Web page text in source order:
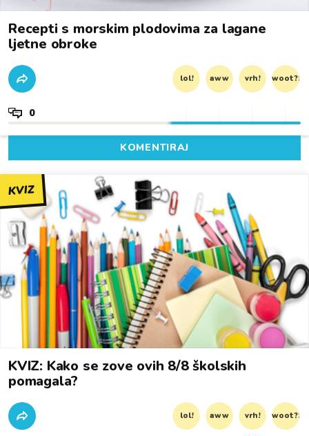
Recepti s morskim plodovima za lagane
ljetne obroke
lol! aww vrh! woot?!
0
KOMENTIRAJ
KVIZ
KVIZ: Kako se zove ovih 8/8 školskih
pomagala?
lol! aww vrh! woot?!